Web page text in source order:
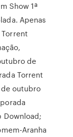
Show 1ª
Apenas
Torrent
de
Torrent
de outubro
Download;
Aranha